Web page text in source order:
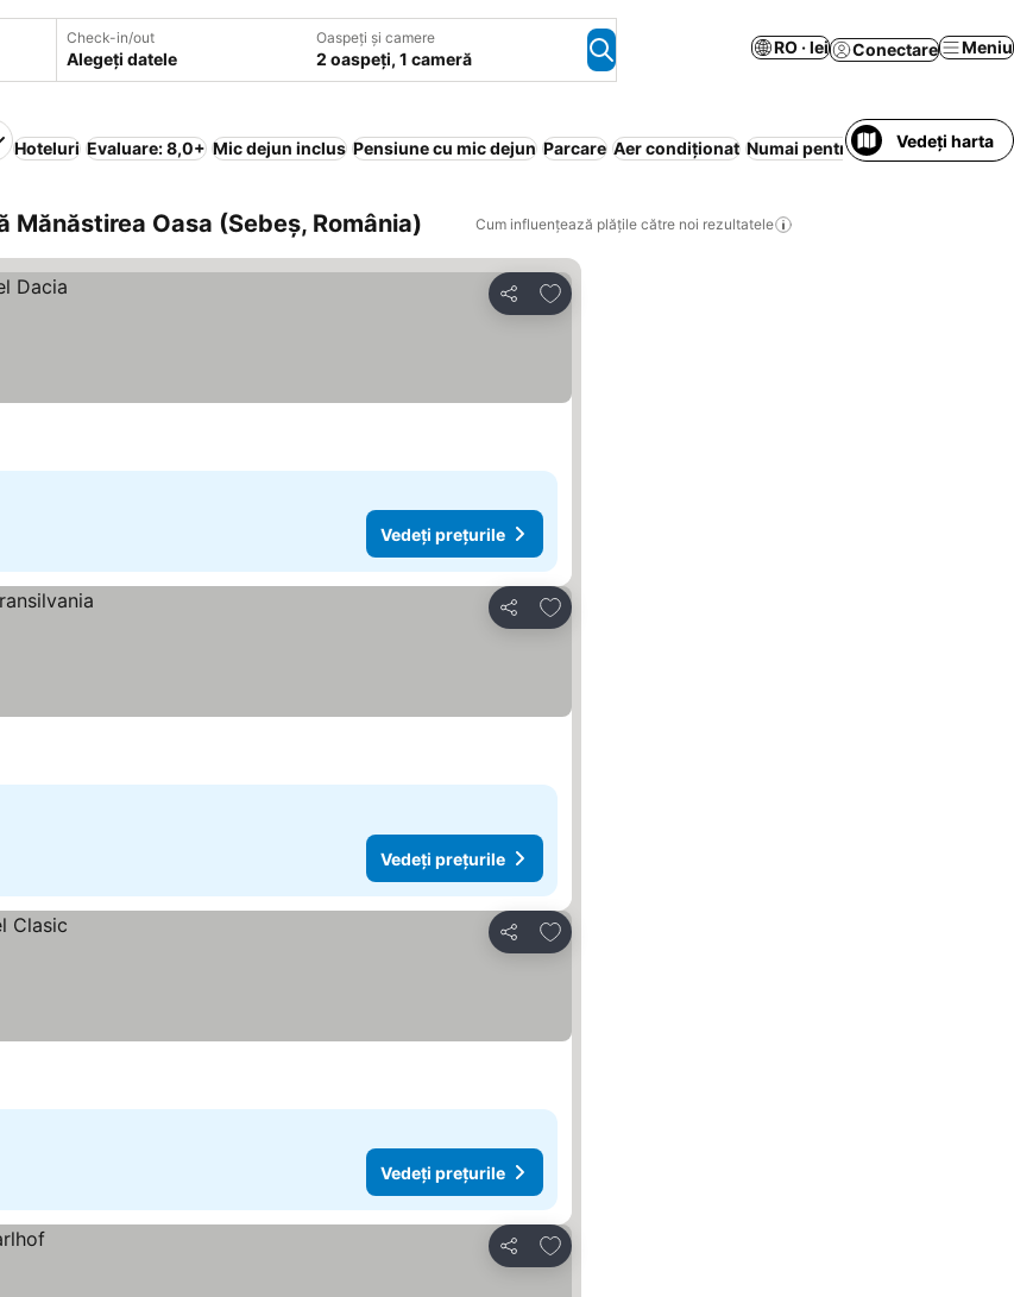
Check-in/out
Alegeți datele
Oaspeți și camere
2 oaspeți, 1 cameră
RO · lei Conectare Meniu
Hoteluri Evaluare: 8,0+ Mic dejun inclus Pensiune cu mic dejun Parcare Aer condiționat Numai pentru adulți Piscină
Vedeți harta
Mănăstirea Oasa (Sebeş, România) Cum influențează plățile către noi rezultatele
Distribuiți
Adăugaţi la favorite
Vedeți prețurile
Distribuiți
Adăugaţi la favorite
Vedeți prețurile
Distribuiți
Adăugaţi la favorite
Vedeți prețurile
Distribuiți
Adăugaţi la favorite